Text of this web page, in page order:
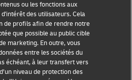
ou les fonctions aux
des utilisateurs. Cela
de profils afin de rendre notre
que possible au public cible
marketing. En outre, vous
entre les sociétés du
échéant, à leur transfert vers
niveau de protection des